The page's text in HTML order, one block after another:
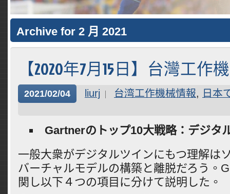
Archive for 2 月 2021
【2020年7月15日】台灣工作
2021/02/04 liurj 台湾工作機械情報, 日本
Gartnerのトップ10大戦略：デジタ
一般大衆がデジタルツインにもつ理解は
バーチャルモデルの構築と離脱だろう。
関し以下４つの項目に分けて説明した。